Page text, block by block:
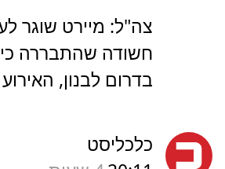
צה"ל: מיירט שוגר
חשודה שהתבררה
בדרום לבנון,
כלכליסט